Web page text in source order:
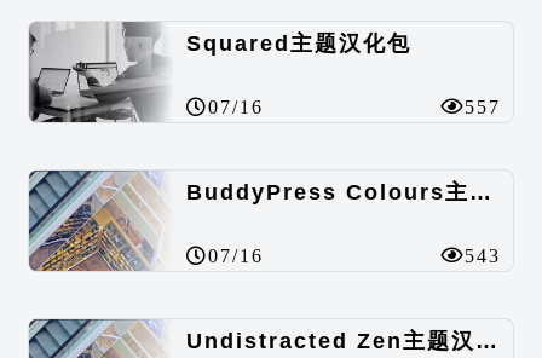
Squared主题汉化包
07/16 557
BuddyPress Colours主题汉化包
07/16 543
Undistracted Zen主题汉化包